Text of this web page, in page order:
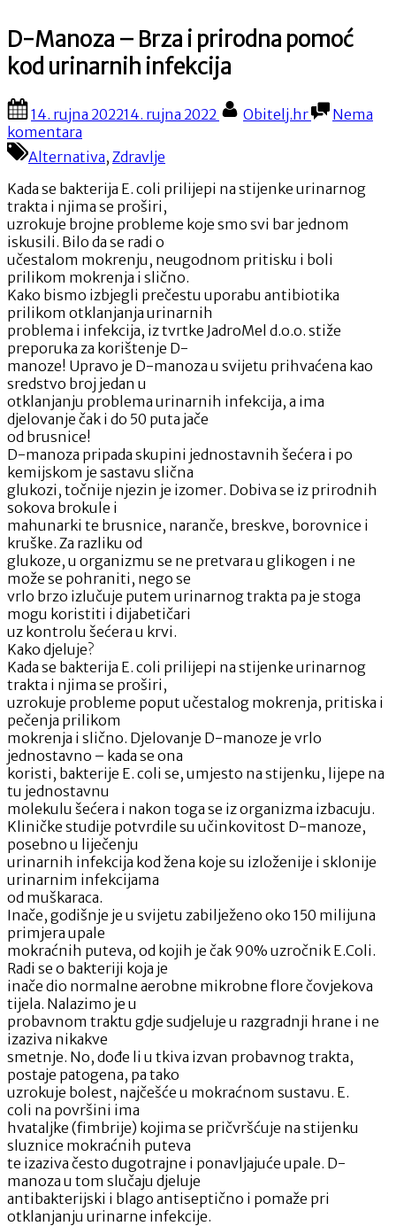
D-Manoza – Brza i prirodna pomoć
kod urinarnih infekcija
Posted
on
14. rujna 202214. rujna 2022 By
Obitelj.hr
Nema
komentara
D-
Manoza
–
Brza
i
prirodna
pomoć
kod
urinarnih
infekcija
Alternativa, Zdravlje
Kada se bakterija E. coli prilijepi na stijenke urinarnog
trakta i njima se proširi,
uzrokuje brojne probleme koje smo svi bar jednom
iskusili. Bilo da se radi o
učestalom mokrenju, neugodnom pritisku i boli
prilikom mokrenja i slično.
Kako bismo izbjegli prečestu uporabu antibiotika
prilikom otklanjanja urinarnih
problema i infekcija, iz tvrtke JadroMel d.o.o. stiže
preporuka za korištenje D-
manoze! Upravo je D-manoza u svijetu prihvaćena kao
sredstvo broj jedan u
otklanjanju problema urinarnih infekcija, a ima
djelovanje čak i do 50 puta jače
od brusnice!
D-manoza pripada skupini jednostavnih šećera i po
kemijskom je sastavu slična
glukozi, točnije njezin je izomer. Dobiva se iz prirodnih
sokova brokule i
mahunarki te brusnice, naranče, breskve, borovnice i
kruške. Za razliku od
glukoze, u organizmu se ne pretvara u glikogen i ne
može se pohraniti, nego se
vrlo brzo izlučuje putem urinarnog trakta pa je stoga
mogu koristiti i dijabetičari
uz kontrolu šećera u krvi.
Kako djeluje?
Kada se bakterija E. coli prilijepi na stijenke urinarnog
trakta i njima se proširi,
uzrokuje probleme poput učestalog mokrenja, pritiska i
pečenja prilikom
mokrenja i slično. Djelovanje D-manoze je vrlo
jednostavno – kada se ona
koristi, bakterije E. coli se, umjesto na stijenku, lijepe na
tu jednostavnu
molekulu šećera i nakon toga se iz organizma izbacuju.
Kliničke studije potvrdile su učinkovitost D-manoze,
posebno u liječenju
urinarnih infekcija kod žena koje su izloženije i sklonije
urinarnim infekcijama
od muškaraca.
Inače, godišnje je u svijetu zabilježeno oko 150 milijuna
primjera upale
mokraćnih puteva, od kojih je čak 90% uzročnik E.Coli.
Radi se o bakteriji koja je
inače dio normalne aerobne mikrobne flore čovjekova
tijela. Nalazimo je u
probavnom traktu gdje sudjeluje u razgradnji hrane i ne
izaziva nikakve
smetnje. No, dođe li u tkiva izvan probavnog trakta,
postaje patogena, pa tako
uzrokuje bolest, najčešće u mokraćnom sustavu. E.
coli na površini ima
hvataljke (fimbrije) kojima se pričvršćuje na stijenku
sluznice mokraćnih puteva
te izaziva često dugotrajne i ponavljajuće upale. D-
manoza u tom slučaju djeluje
antibakterijski i blago antiseptično i pomaže pri
otklanjanju urinarne infekcije.